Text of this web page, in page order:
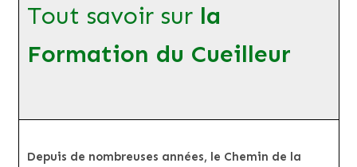
Tout savoir sur la
Formation du Cueilleur
Depuis de nombreuses années, le Chemin de la